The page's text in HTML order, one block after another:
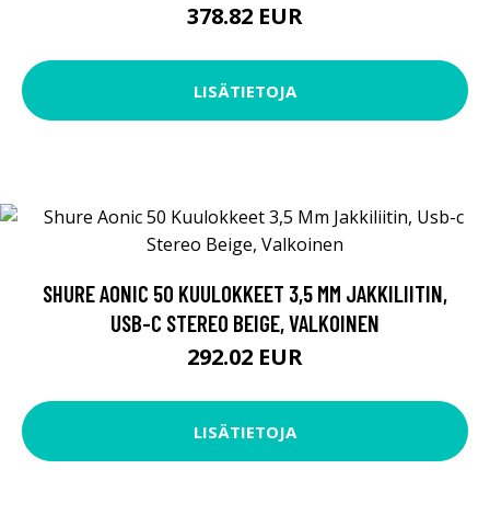
378.82 EUR
LISÄTIETOJA
SHURE AONIC 50 KUULOKKEET 3,5 MM JAKKILIITIN,
USB-C STEREO BEIGE, VALKOINEN
292.02 EUR
LISÄTIETOJA